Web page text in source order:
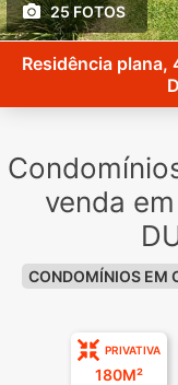
25 FOTOS
Residência
venda
CONDOMÍNIOS EM
PRIVATIVA
180M²